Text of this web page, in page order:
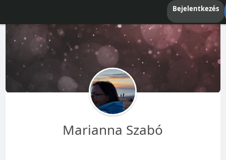
Bejelentkezés
Marianna Szabó